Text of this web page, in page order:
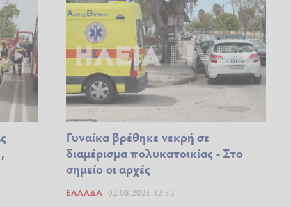
Γυναίκα βρέθηκε νεκρή σε
διαμέρισμα πολυκατοικίας - Στο
σημείο οι αρχές
ΕΛΛΆΔΑ 02.08.2026 12:35